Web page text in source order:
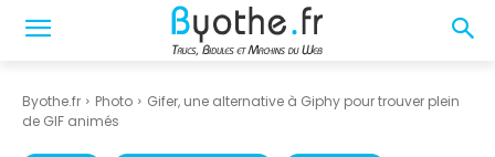
Byothe.fr Photo
Gifer, une alternative à Giphy pour trouver plein
de GIF animés